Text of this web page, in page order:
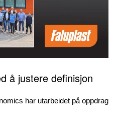
å justere definisjon
har utarbeidet på oppdrag